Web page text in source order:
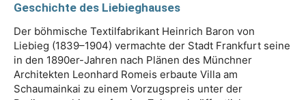
Geschichte des Liebieghauses
Der böhmische Textilfabrikant Heinrich Baron von
Liebieg (1839–1904) vermachte der Stadt Frankfurt seine
in den 1890er-Jahren nach Plänen des Münchner
Architekten Leonhard Romeis erbaute Villa am
Schaumainkai zu einem Vorzugspreis unter der